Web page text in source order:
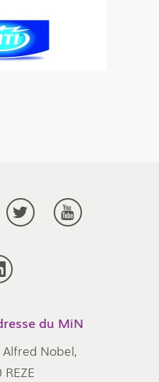
du MiN
Nobel,